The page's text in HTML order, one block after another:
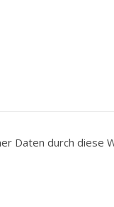
Daten durch diese